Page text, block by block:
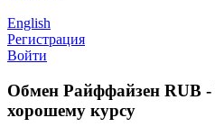
English
Регистрация
Войти
Обмен Райффайзен RUB
хорошему курсу